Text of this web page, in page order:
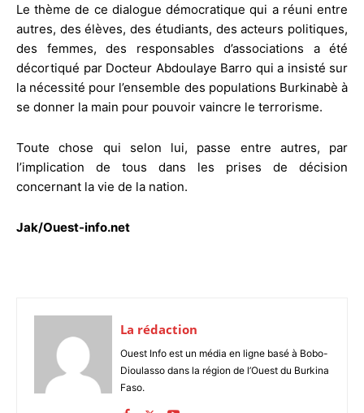
Le thème de ce dialogue démocratique qui a réuni entre
autres, des élèves, des étudiants, des acteurs politiques,
des femmes, des responsables d’associations a été
décortiqué par Docteur Abdoulaye Barro qui a insisté sur
la nécessité pour l’ensemble des populations Burkinabè à
se donner la main pour pouvoir vaincre le terrorisme.
Toute chose qui selon lui, passe entre autres, par
l’implication de tous dans les prises de décision
concernant la vie de la nation.
Jak/Ouest-info.net
La rédaction
Ouest Info est un média en ligne basé à Bobo-
Dioulasso dans la région de l’Ouest du Burkina
Faso.